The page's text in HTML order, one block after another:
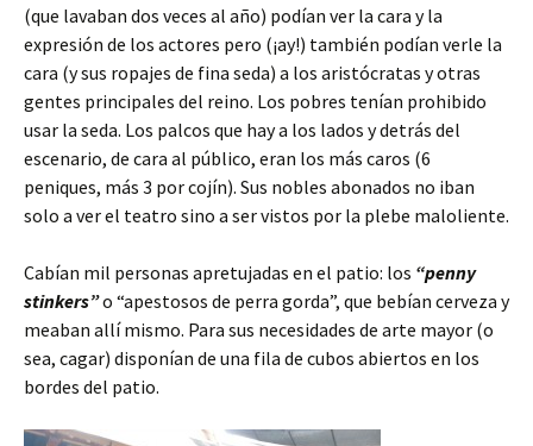
(que lavaban dos veces al año) podían ver la cara y la
expresión de los actores pero (¡ay!) también podían verle la
cara (y sus ropajes de fina seda) a los aristócratas y otras
gentes principales del reino. Los pobres tenían prohibido
usar la seda. Los palcos que hay a los lados y detrás del
escenario, de cara al público, eran los más caros (6
peniques, más 3 por cojín). Sus nobles abonados no iban
solo a ver el teatro sino a ser vistos por la plebe maloliente.
Cabían mil personas apretujadas en el patio: los “penny
stinkers”o “apestosos de perra gorda”, que bebían cerveza y
meaban allí mismo. Para sus necesidades de arte mayor (o
sea, cagar) disponían de una fila de cubos abiertos en los
bordes del patio.